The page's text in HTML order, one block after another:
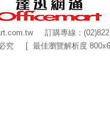
訂購專線：
究 [ 最佳瀏覽解析度